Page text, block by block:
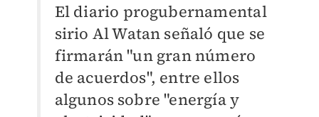
El diario progubernamental
sirio Al Watan señaló que se
firmarán "un gran número
de acuerdos", entre ellos
algunos sobre "energía y